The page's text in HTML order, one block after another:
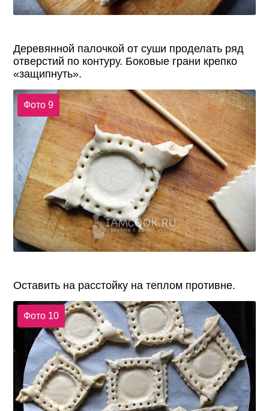
Деревянной палочкой от суши проделать ряд
отверстий по контуру. Боковые грани крепко
«защипнуть».
Фото 9
Оставить на расстойку на теплом противне.
Фото 10